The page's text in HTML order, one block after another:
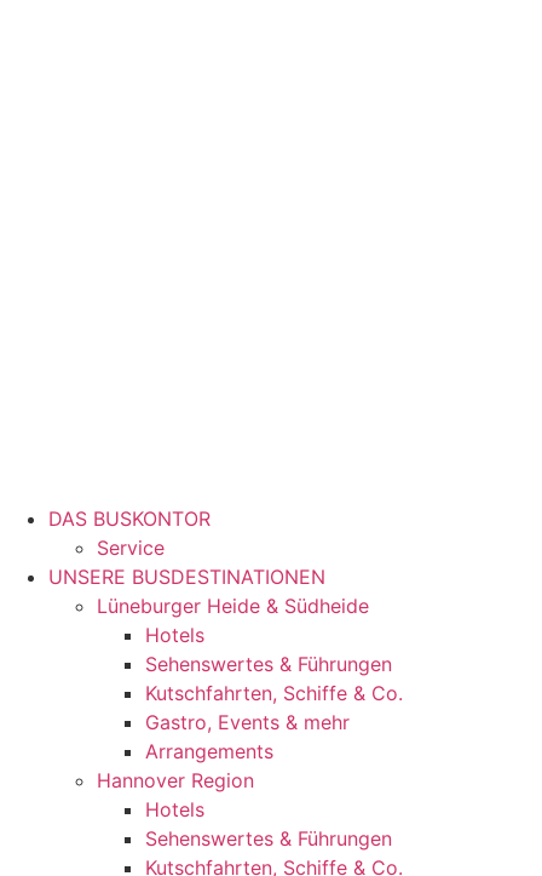
DAS BUSKONTOR
Service
UNSERE BUSDESTINATIONEN
Lüneburger Heide & Südheide
Hotels
Sehenswertes & Führungen
Kutschfahrten, Schiffe & Co.
Gastro, Events & mehr
Arrangements
Hannover Region
Hotels
Sehenswertes & Führungen
Kutschfahrten, Schiffe & Co.